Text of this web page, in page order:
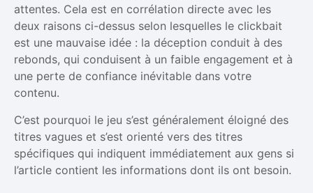
attentes. Cela est en corrélation directe avec les
deux raisons ci-dessus selon lesquelles le clickbait
est une mauvaise idée : la déception conduit à des
rebonds, qui conduisent à un faible engagement et à
une perte de confiance inévitable dans votre
contenu.
C’est pourquoi le jeu s’est généralement éloigné des
titres vagues et s’est orienté vers des titres
spécifiques qui indiquent immédiatement aux gens si
l’article contient les informations dont ils ont besoin.